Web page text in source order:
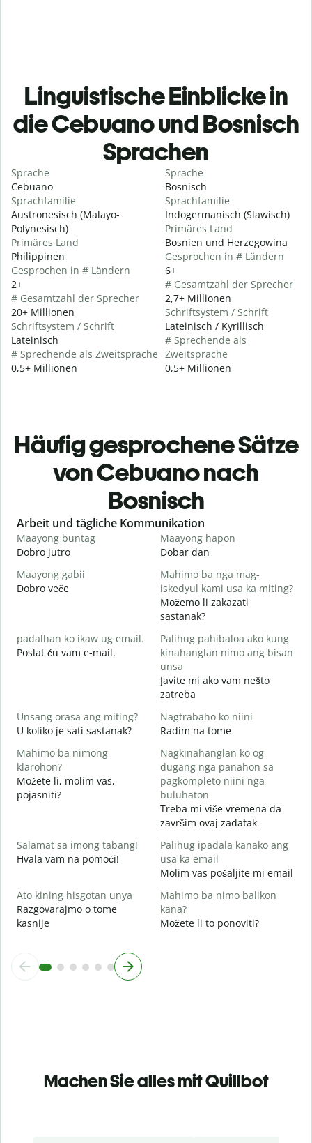
Linguistische Einblicke in
die Cebuano und Bosnisch
Sprachen
Sprache
Cebuano
Sprachfamilie
Austronesisch (Malayo-
Polynesisch)
Primäres Land
Philippinen
Gesprochen in # Ländern
2+
# Gesamtzahl der Sprecher
20+ Millionen
Schriftsystem / Schrift
Lateinisch
# Sprechende als Zweitsprache
0,5+ Millionen
Sprache
Bosnisch
Sprachfamilie
Indogermanisch (Slawisch)
Primäres Land
Bosnien und Herzegowina
Gesprochen in # Ländern
6+
# Gesamtzahl der Sprecher
2,7+ Millionen
Schriftsystem / Schrift
Lateinisch / Kyrillisch
# Sprechende als
Zweitsprache
0,5+ Millionen
Häufig gesprochene Sätze
von Cebuano nach
Bosnisch
Slide 1 of 6
Arbeit und tägliche Kommunikation
Maayong buntag
Dobro jutro
Maayong hapon
Dobar dan
Maayong gabii
Dobro veče
Mahimo ba nga mag-
iskedyul kami usa ka miting?
Možemo li zakazati
sastanak?
padalhan ko ikaw ug email.
Poslat ću vam e-mail.
Palihug pahibaloa ako kung
kinahanglan nimo ang bisan
unsa
Javite mi ako vam nešto
zatreba
Unsang orasa ang miting?
U koliko je sati sastanak?
Nagtrabaho ko niini
Radim na tome
Mahimo ba nimong
klarohon?
Možete li, molim vas,
pojasniti?
Nagkinahanglan ko og
dugang nga panahon sa
pagkompleto niini nga
buluhaton
Treba mi više vremena da
završim ovaj zadatak
Salamat sa imong tabang!
Hvala vam na pomoći!
Palihug ipadala kanako ang
usa ka email
Molim vas pošaljite mi email
Ato kining hisgotan unya
Razgovarajmo o tome
kasnije
Mahimo ba nimo balikon
kana?
Možete li to ponoviti?
Machen Sie alles mit Quillbot